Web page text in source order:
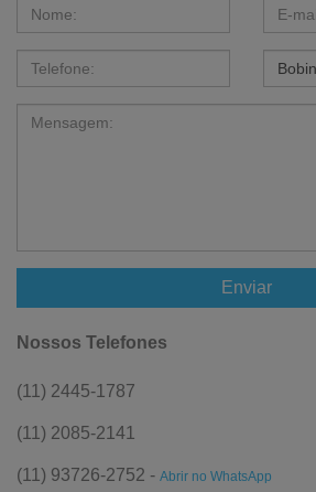
Enviar
Nossos Telefones
(11) 2445-1787
(11) 2085-2141
(11) 93726-2752 - Abrir no WhatsApp